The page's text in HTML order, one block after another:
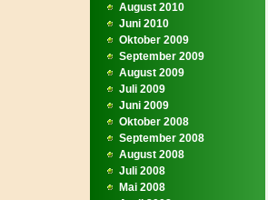
August 2010
Juni 2010
Oktober 2009
September 2009
August 2009
Juli 2009
Juni 2009
Oktober 2008
September 2008
August 2008
Juli 2008
Mai 2008